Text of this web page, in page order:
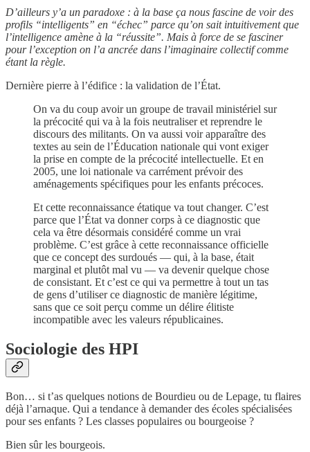
D’ailleurs y’a un paradoxe : à la base ça nous fascine de voir des
profils “intelligents” en “échec” parce qu’on sait intuitivement que
l’intelligence amène à la “réussite”. Mais à force de se fasciner
pour l’exception on l’a ancrée dans l’imaginaire collectif comme
étant la règle.
Dernière pierre à l’édifice : la validation de l’État.
On va du coup avoir un groupe de travail ministériel sur
la précocité qui va à la fois neutraliser et reprendre le
discours des militants. On va aussi voir apparaître des
textes au sein de l’Éducation nationale qui vont exiger
la prise en compte de la précocité intellectuelle. Et en
2005, une loi nationale va carrément prévoir des
aménagements spécifiques pour les enfants précoces.
Et cette reconnaissance étatique va tout changer. C’est
parce que l’État va donner corps à ce diagnostic que
cela va être désormais considéré comme un vrai
problème. C’est grâce à cette reconnaissance officielle
que ce concept des surdoués — qui, à la base, était
marginal et plutôt mal vu — va devenir quelque chose
de consistant. Et c’est ce qui va permettre à tout un tas
de gens d’utiliser ce diagnostic de manière légitime,
sans que ce soit perçu comme un délire élitiste
incompatible avec les valeurs républicaines.
Sociologie des HPI
Bon… si t’as quelques notions de Bourdieu ou de Lepage, tu flaires
déjà l’arnaque. Qui a tendance à demander des écoles spécialisées
pour ses enfants ? Les classes populaires ou bourgeoise ?
Bien sûr les bourgeois.